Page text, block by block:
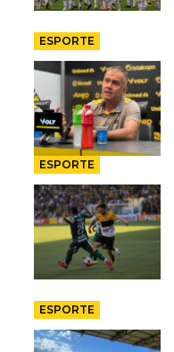
ESPORTE
ESPORTE
ESPORTE